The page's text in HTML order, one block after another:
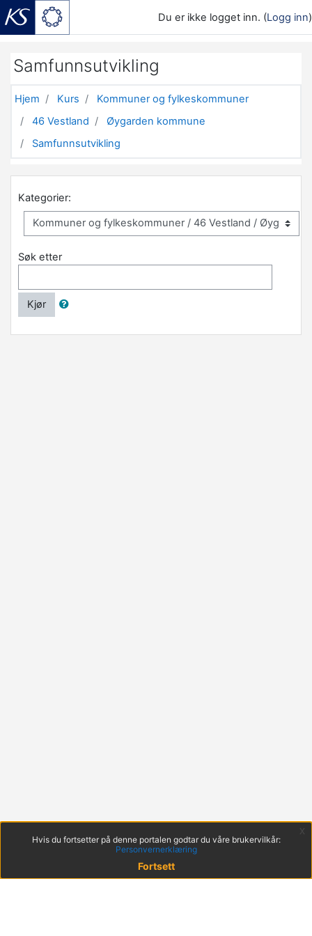
Du er ikke logget inn. (Logg inn)
Samfunnsutvikling
Hjem Kurs
Kommuner og fylkeskommuner
46 Vestland
Øygarden kommune
Samfunnsutvikling
Kategorier:
Søk etter
Kjør
Hvis du fortsetter på denne portalen godtar du våre brukervilkår:
Personvernerklæring
Fortsett
x